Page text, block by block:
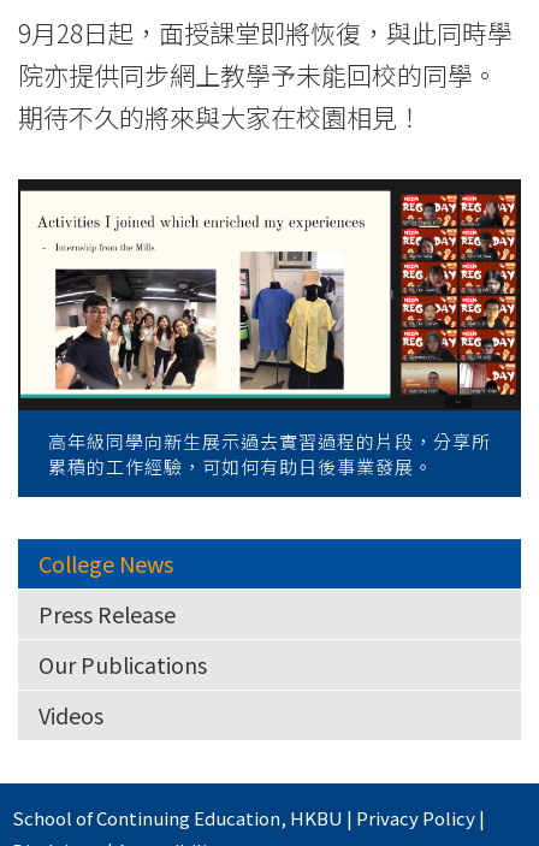
9月28日起，面授課堂即將恢復，與此同時學
院亦提供同步網上教學予未能回校的同學。
期待不久的將來與大家在校園相見！
高年級同學向新生展示過去實習過程的片段，分享所
累積的工作經驗，可如何有助日後事業發展。
College News
Press Release
Our Publications
Videos
School of Continuing Education, HKBU | Privacy Policy|